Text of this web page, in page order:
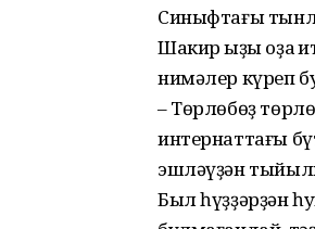
Синыфтағы
Шакир ҡыҙы оҙаҡ
нимәлер күреп
– Төрлөбөҙ төрлө
интернаттағы
эшләүҙән
Был һүҙҙәрҙән